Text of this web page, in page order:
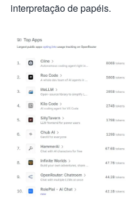
interpretação de papéis.